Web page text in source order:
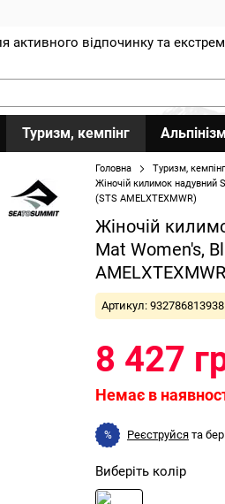
відпочинку та
Туризм, кемпінг
Головна Туризм, кемпінг
Жіночій килимок надувний
(STS AMELXTEXMWR)
Жіночій
Mat Women's,
Артикул:
8 427
Немає в
% Реєструйся та
Виберіть колір